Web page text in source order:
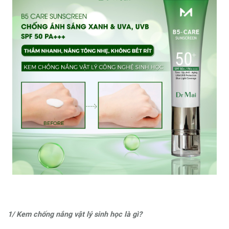
1/ Kem chống nắng vật lý sinh học là gì?